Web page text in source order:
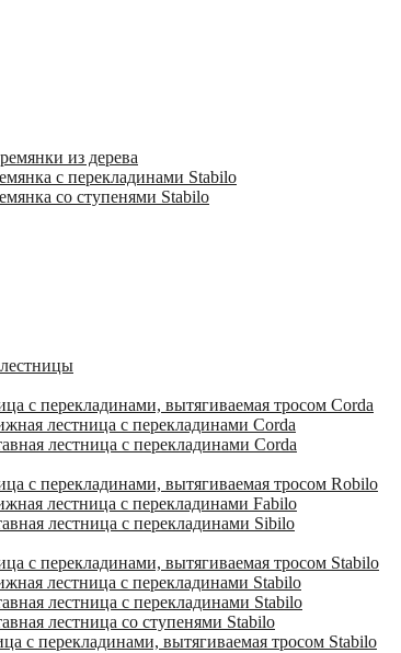
из дерева
с перекладинами Stabilo
со ступенями Stabilo
с перекладинами, вытягиваемая тросом Corda
лестница с перекладинами Corda
лестница с перекладинами Corda
с перекладинами, вытягиваемая тросом Robilo
лестница с перекладинами Fabilo
лестница с перекладинами Sibilo
с перекладинами, вытягиваемая тросом Stabilo
лестница с перекладинами Stabilo
лестница с перекладинами Stabilo
лестница со ступенями Stabilo
с перекладинами, вытягиваемая тросом Stabilo